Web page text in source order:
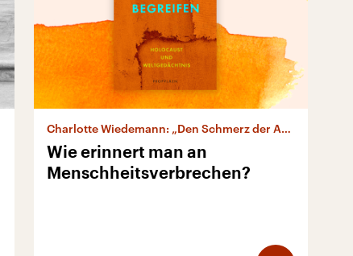
Charlotte Wiedemann: „Den Schmerz der Anderen begreifen“
Wie erinnert man an
Menschheitsverbrechen?